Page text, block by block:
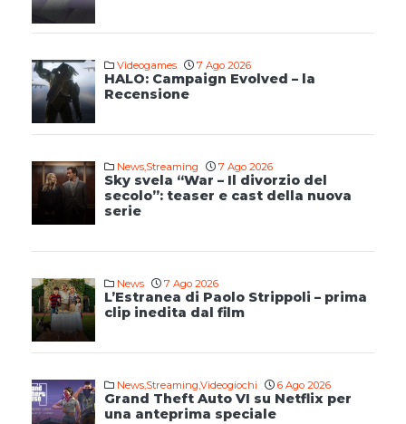
Videogames 7 Ago 2026
HALO: Campaign Evolved – la
Recensione
News,Streaming 7 Ago 2026
Sky svela “War – Il divorzio del
secolo”: teaser e cast della nuova
serie
News 7 Ago 2026
L’Estranea di Paolo Strippoli – prima
clip inedita dal film
News,Streaming,Videogiochi 6 Ago 2026
Grand Theft Auto VI su Netflix per
una anteprima speciale